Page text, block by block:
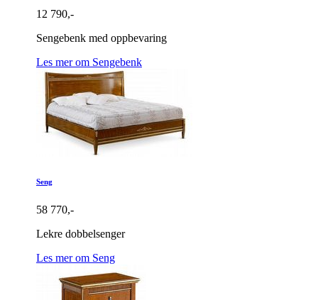
12 790,-
Sengebenk med oppbevaring
Les mer om Sengebenk
Seng
58 770,-
Lekre dobbelsenger
Les mer om Seng